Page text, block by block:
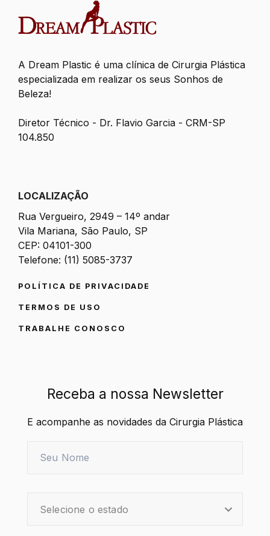
A Dream Plastic é uma clínica de Cirurgia Plástica
especializada em realizar os seus Sonhos de
Beleza!
Diretor Técnico - Dr. Flavio Garcia - CRM-SP
104.850
LOCALIZAÇÃO
Rua Vergueiro, 2949 – 14º andar
Vila Mariana, São Paulo, SP
CEP: 04101-300
Telefone: (11) 5085-3737
POLÍTICA DE PRIVACIDADE
TERMOS DE USO
TRABALHE CONOSCO
Receba a nossa Newsletter
E acompanhe as novidades da Cirurgia Plástica